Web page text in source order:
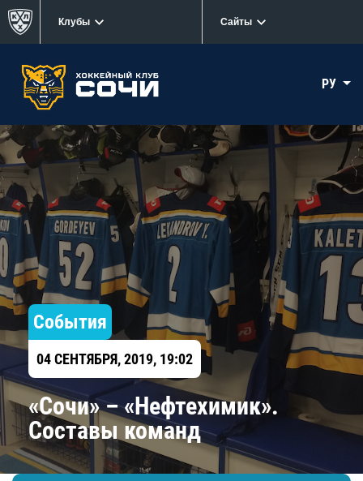
Клубы Сайты
РУ
События
04 СЕНТЯБРЯ, 2019, 19:02
«Сочи» – «Нефтехимик».
Составы команд